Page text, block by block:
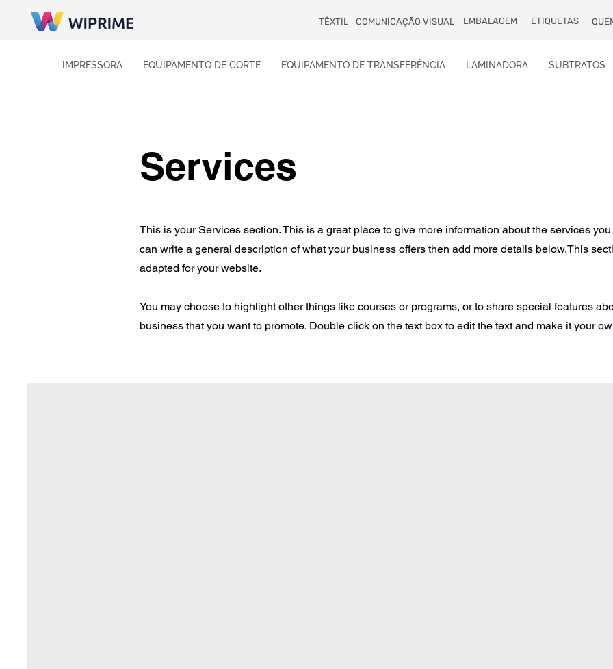
TÊXTIL COMUNICAÇÃO VISUAL EMBALAGEM ETIQUETAS
IMPRESSORA EQUIPAMENTO DE CORTE EQUIPAMENTO DE TRANSFERÊNCIA LAMINADORA SUBTRATOS
Services
This is your Services section. This is a great place to give more information about the services you
can write a general description of what your business offers then add more details below.This
adapted for your website.
You may choose to highlight other things like courses or programs, or to share special features
business that you want to promote. Double click on the text box to edit the text and make it your